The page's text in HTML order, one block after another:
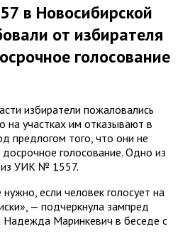
в Новосибирской
от избирателя
голосование
избиратели пожаловались
на участках им отказывают в
предлогом того, что они не
досрочное голосование. Одно из
из УИК № 1557.
если человек голосует на
— подчеркнула зампред
Надежда Маринкевич в беседе с